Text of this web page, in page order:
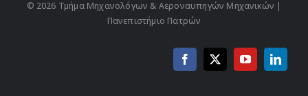
© 2026 Τμήμα Μηχανολόγων & Αεροναυπηγών Μηχανικών |
Πανεπιστήμιο Πατρών